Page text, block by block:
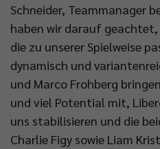
Schneider, Teammanager
haben wir darauf
die zu unserer Spielweise
dynamisch und
und Marco Frohberg
und viel Potential mit,
uns stabilisieren und die
Charlie Figy sowie Liam